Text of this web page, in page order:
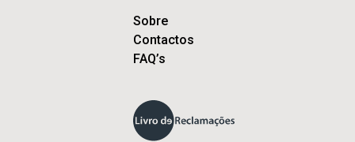
Sobre
Contactos
FAQ’s